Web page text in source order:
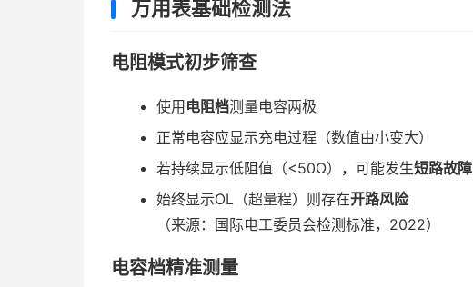
万用表基础检测法
电阻模式初步筛查
使用 电阻档测量电容两极
正常电容应显示充电过程（数值由小变大）
若持续显示低阻值（<50Ω），可能发生短路故障
始终显示OL（超量程）则存在开路风险
（来源：国际电工委员会检测标准，2022）
电容档精准测量